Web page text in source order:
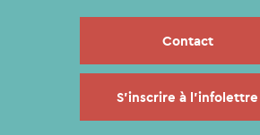
Contact
S'inscrire à l'infolettre